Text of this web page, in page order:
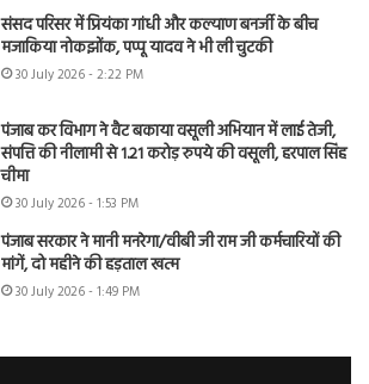
संसद परिसर में प्रियंका गांधी और कल्याण बनर्जी के बीच
मजाकिया नोकझोंक, पप्पू यादव ने भी ली चुटकी
30 July 2026 - 2:22 PM
पंजाब कर विभाग ने वैट बकाया वसूली अभियान में लाई तेजी,
संपत्ति की नीलामी से 1.21 करोड़ रुपये की वसूली, हरपाल सिंह
चीमा
30 July 2026 - 1:53 PM
पंजाब सरकार ने मानी मनरेगा/वीबी जी राम जी कर्मचारियों की
मांगें, दो महीने की हड़ताल खत्म
30 July 2026 - 1:49 PM